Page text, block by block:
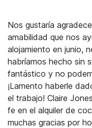
Nos gustaría
amabilidad que nos
alojamiento en junio,
habríamos hecho sin
fantástico y no
¡Lamento haberle
el trabajo! Claire
fe en el alquiler de
muchas gracias por